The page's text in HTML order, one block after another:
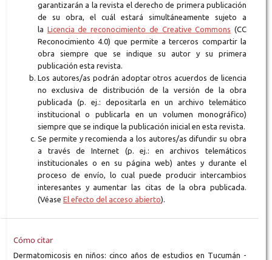
garantizarán a la revista el derecho de primera publicación
de su obra, el cuál estará simultáneamente sujeto a
la Licencia de reconocimiento de Creative Commons (CC
Reconocimiento 4.0) que permite a terceros compartir la
obra siempre que se indique su autor y su primera
publicación esta revista.
Los autores/as podrán adoptar otros acuerdos de licencia
no exclusiva de distribución de la versión de la obra
publicada (p. ej.: depositarla en un archivo telemático
institucional o publicarla en un volumen monográfico)
siempre que se indique la publicación inicial en esta revista.
Se permite y recomienda a los autores/as difundir su obra
a través de Internet (p. ej.: en archivos telemáticos
institucionales o en su página web) antes y durante el
proceso de envío, lo cual puede producir intercambios
interesantes y aumentar las citas de la obra publicada.
(Véase El efecto del acceso abierto).
Cómo citar
Dermatomicosis en niños: cinco años de estudios en Tucumán -